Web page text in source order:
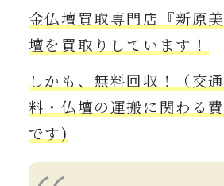
金仏壇買取専門店『新原
壇を買取りしています ！
しかも、無料回収！（交
料・仏壇の運搬に関わる
です)